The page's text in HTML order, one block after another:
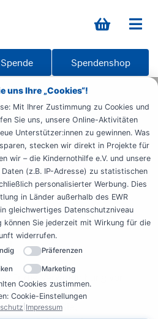
uns Ihre „Cookies“!
Mit Ihrer Zustimmung zu Cookies und
Sie uns, unsere Online-Aktivitäten
Unterstützer:innen zu gewinnen. Was
stecken wir direkt in Projekte für
wir – die Kindernothilfe e.V. und unsere
(z.B. IP-Adresse) zu statistischen
personalisierter Werbung. Dies
in Länder außerhalb des EWR
gleichwertiges Datenschutzniveau
können Sie jederzeit mit Wirkung für die
widerrufen.
Präferenzen
Marketing
Cookies zustimmen.
Cookie-Einstellungen
Impressum
Spende Spendenshop
Materialien
Übersicht
Aktionsmaterial
Kinder
für die Verwirklichung von
nichts für Sie,